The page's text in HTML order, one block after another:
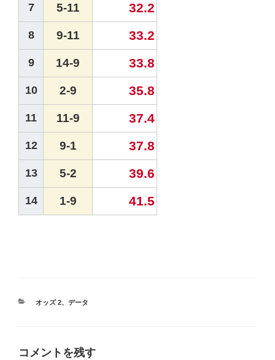
7 5-11 32.2
8 9-11 33.2
9 14-9 33.8
10 2-9 35.8
11 11-9 37.4
12 9-1 37.8
13 5-2 39.6
14 1-9 41.5
カ
オッズ 2、 データ
コメントを残す